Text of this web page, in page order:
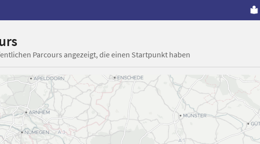
Parcours angezeigt, die einen Startpunkt haben